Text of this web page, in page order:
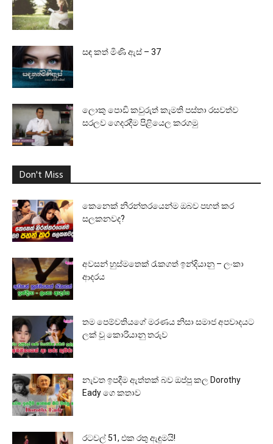
සඳ කත් මිණි ඇස් – 37
ලොකු පොඩි කවුරුත් කැමති පස්තා රසවත්ව
සරලව ගෙදරදීම පිළියෙල කරගමු
Don't Miss
කෙනෙක් නිරන්තරයෙන්ම ඔබව පහත් කර
සලකනවද?
අවසන් හුස්මතෙක් රැකගත් ඉන්දියානු – ලංකා
ආදරය
තම පෙම්වතියගේ මරණය නිසා සමාජ අපවාදයට
ලක් වූ කොරියානු තරුව
නැවත ඉපදීම ඇත්තක් බව ඔප්පු කල Dorothy
Eady ගෙ කතාව
රටවල් 51, එක රතු ඇඳුමයි!